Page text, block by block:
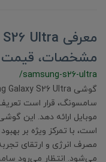
مشخصات، قیمت
/samsung-s26-ultra
سامسونگ، قرار است
است، با تمرکز ویژه بر
مصرف انرژی و ارتقای